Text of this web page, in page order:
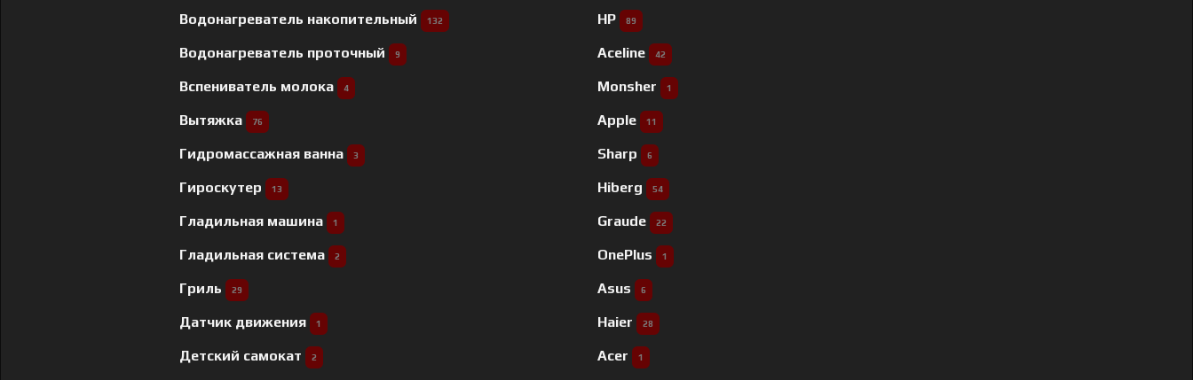
Водонагреватель накопительный 132
Водонагреватель проточный 9
Вспениватель молока 4
Вытяжка 76
Гидромассажная ванна 3
Гироскутер 13
Гладильная машина 1
Гладильная система 2
Гриль 29
Датчик движения 1
Детский самокат 2
HP 89
Aceline 42
Monsher 1
Apple 11
Sharp 6
Hiberg 54
Graude 22
OnePlus 1
Asus 6
Haier 28
Acer 1